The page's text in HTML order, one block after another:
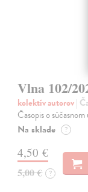
Vlna 102/
kolektív autorov|
Časopis o
Na sklade ?
4,50 €
5,00 € ?